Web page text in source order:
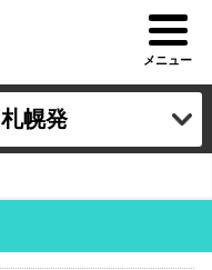
メニュー
札幌発